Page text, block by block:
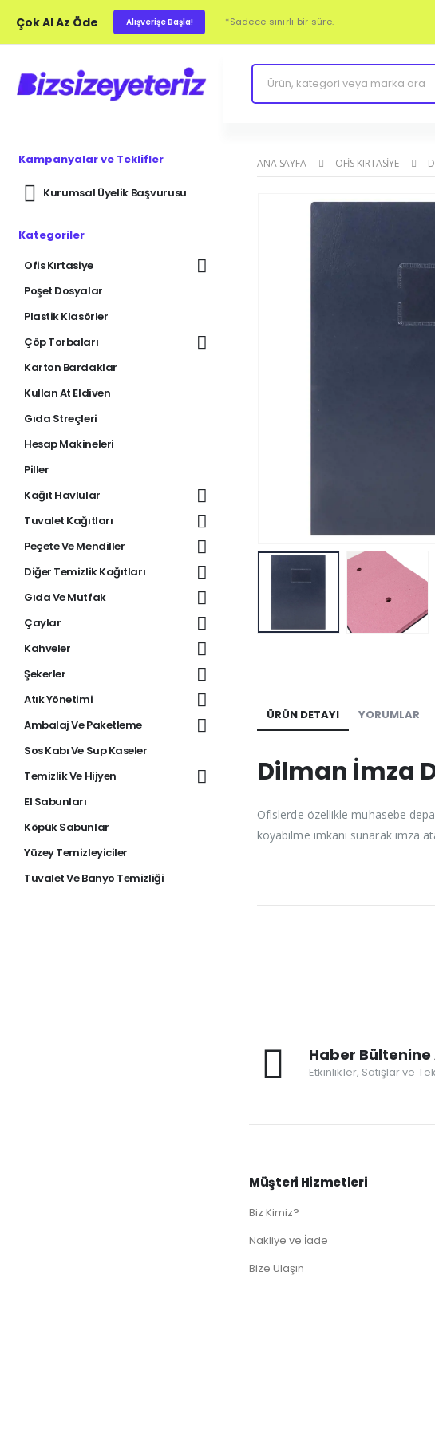
Çok Al Az Öde Alışverişe Başla! *Sadece sınırlı bir süre.
Kampanyalar ve Teklifler
Kurumsal Üyelik Başvurusu
Kategoriler
Ofis Kırtasiye
Poşet Dosyalar
Plastik Klasörler
Çöp Torbaları
Karton Bardaklar
Kullan At Eldiven
Gıda Streçleri
Hesap Makineleri
Piller
Kağıt Havlular
Tuvalet Kağıtları
Peçete Ve Mendiller
Diğer Temizlik Kağıtları
Gıda Ve Mutfak
Çaylar
Kahveler
Şekerler
Atık Yönetimi
Ambalaj Ve Paketleme
Sos Kabı Ve Sup Kaseler
Temizlik Ve Hijyen
El Sabunları
Köpük Sabunlar
Yüzey Temizleyiciler
Tuvalet Ve Banyo Temizliği
ANA SAYFA OFIS KIRTASIYE
ÜRÜN DETAYI YORUMLAR
Dilman İmza
Ofislerde özellikle muhasebe
koyabilme imkanı sunarak imza
Haber Bültenine
Etkinlikler, Satışlar ve
Müşteri Hizmetleri
Biz Kimiz?
Nakliye ve İade
Bize Ulaşın